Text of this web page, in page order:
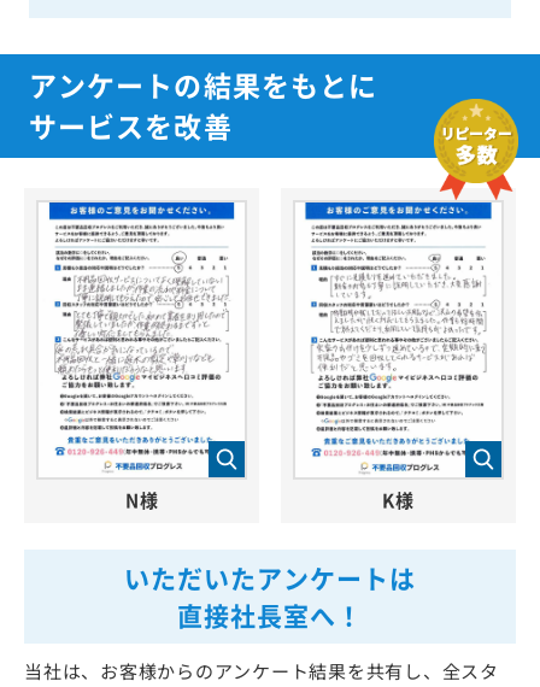
アンケートの結果をもとに
サービスを改善
いただいたアンケートは
直接社長室へ！
当社は、お客様からのアンケート結果を共有し、全スタ
N様 K様